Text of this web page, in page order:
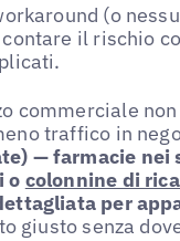
(o
il rischio
commerciale
traffico in
— farmacie
o colonnine di
per
giusto senza